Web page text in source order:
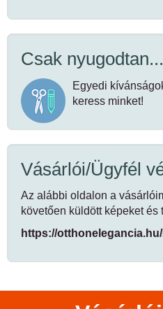
Csak nyugodtan...
Egyedi
keress minket!
Vásárlói/Ügyfél
Az alábbi oldalon a
követően küldött képeket és
https://